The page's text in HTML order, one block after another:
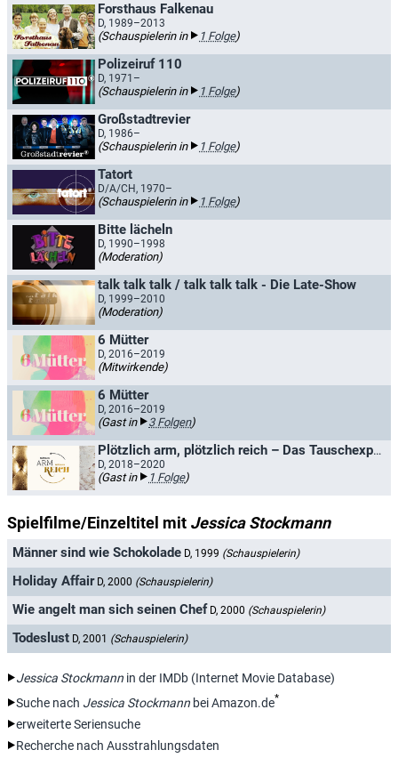
Forsthaus Falkenau
D, 1989–2013
(Schauspielerin in 1 Folge)
Polizeiruf 110
D, 1971–
(Schauspielerin in 1 Folge)
Großstadtrevier
D, 1986–
(Schauspielerin in 1 Folge)
Tatort
D/A/CH, 1970–
(Schauspielerin in 1 Folge)
Bitte lächeln
D, 1990–1998
(Moderation)
talk talk talk / talk talk talk - Die Late-Show
D, 1999–2010
(Moderation)
6 Mütter
D, 2016–2019
(Mitwirkende)
6 Mütter
D, 2016–2019
(Gast in 3 Folgen)
Plötzlich arm, plötzlich reich – Das Tauschexperiment
D, 2018–2020
(Gast in 1 Folge)
Spielfilme/Einzeltitel mit Jessica Stockmann
Männer sind wie Schokolade D, 1999 (Schauspielerin)
Holiday Affair D, 2000 (Schauspielerin)
Wie angelt man sich seinen Chef D, 2000 (Schauspielerin)
Todeslust D, 2001 (Schauspielerin)
Jessica Stockmann in der IMDb (Internet Movie Database)
Suche nach Jessica Stockmann bei Amazon.de*
erweiterte Seriensuche
Recherche nach Ausstrahlungsdaten